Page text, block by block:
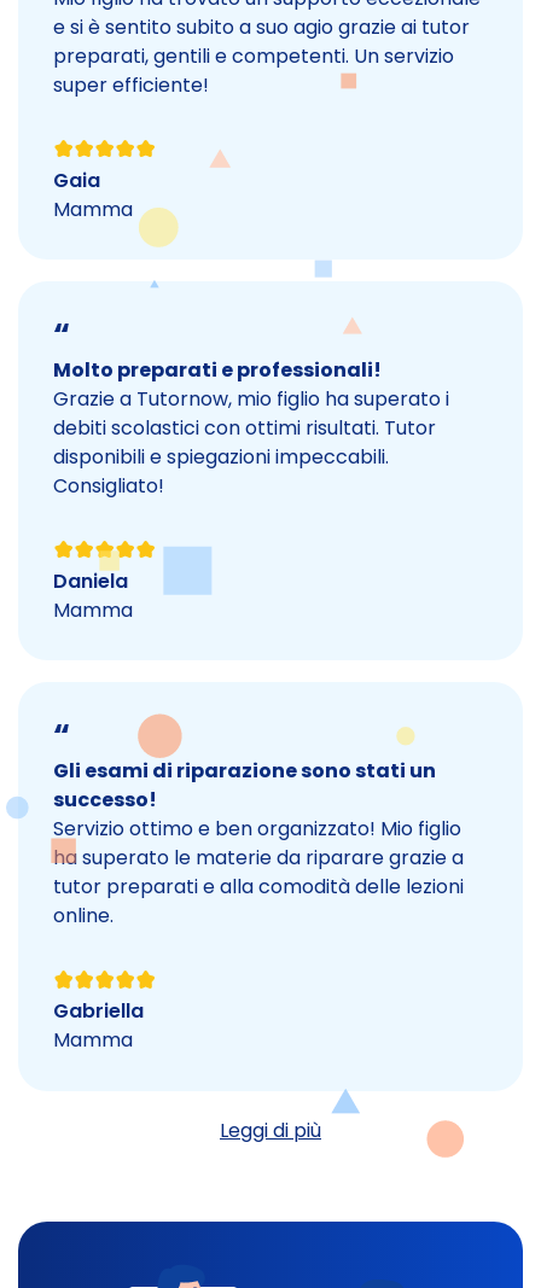
e si è sentito subito a suo agio grazie ai tutor
preparati, gentili e competenti. Un servizio
super efficiente!
Gaia
Mamma
“
Molto preparati e professionali!
Grazie a Tutornow, mio figlio ha superato i
debiti scolastici con ottimi risultati. Tutor
disponibili e spiegazioni impeccabili.
Consigliato!
Daniela
Mamma
“
Gli esami di riparazione sono stati un
successo!
Servizio ottimo e ben organizzato! Mio figlio
ha superato le materie da riparare grazie a
tutor preparati e alla comodità delle lezioni
online.
Gabriella
Mamma
Leggi di più